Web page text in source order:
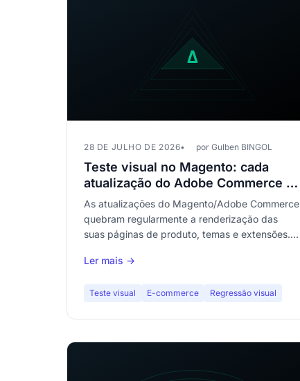
28 DE JULHO DE 2026 por Gulben BINGOL
Teste visual no Magento: cada
atualização do Adobe Commerce é
um risco para a sua vitrine
As atualizações do Magento/Adobe Commerce
quebram regularmente a renderização das
suas páginas de produto, temas e extensões.
confiável contra regressões visuais num
Ler mais →
Teste visual E-commerce Regressão visual